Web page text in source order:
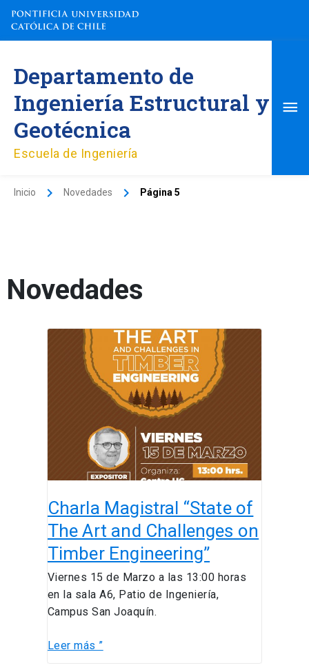
contenido
Departamento de
Ingeniería Estructural y
Geotécnica
Escuela de Ingeniería
Inicio Novedades Página 5
Novedades
Charla Magistral “State of
The Art and Challenges on
Timber Engineering”
Viernes 15 de Marzo a las 13:00 horas
en la sala A6, Patio de Ingeniería,
Campus San Joaquín.
Magistral
Challenges
Engineering”
Leer más ”